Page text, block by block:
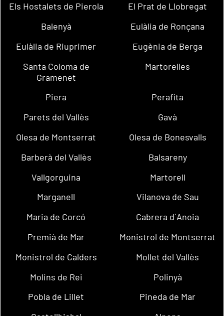
Els Hostalets de Pierola
El Prat de Llobregat
Balenyà
Eulàlia de Ronçana
Eulàlia de Riuprimer
Eugènia de Berga
Santa Coloma de
Gramenet
Martorelles
Piera
Perafita
Parets del Vallès
Gavà
Olesa de Montserrat
Olesa de Bonesvalls
Barberà del Vallès
Balsareny
Vallgorguina
Martorell
Marganell
Vilanova de Sau
Maria de Corcó
Cabrera d´Anoia
Premià de Mar
Monistrol de Montserrat
Monistrol de Calders
Mollet del Vallès
Molins de Rei
Polinyà
Pobla de Lillet
Pineda de Mar